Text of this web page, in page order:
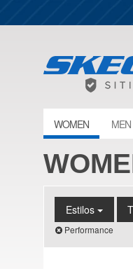
WOMEN MEN
Estilos
Performance